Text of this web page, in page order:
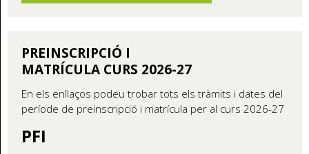
PREINSCRIPCIÓ I
MATRÍCULA CURS 2026-27
En els enllaços podeu trobar tots els tràmits i dates del
període de preinscripció i matrícula per al curs 2026-27
PFI